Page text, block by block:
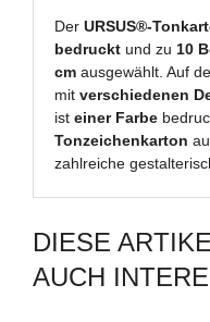
DerURSUS®-
bedruckt und zu10
cm ausgewählt. Auf
mitverschiedenen
isteiner Farbe
Tonzeichenkarton
zahlreiche
DIESE
AUCH